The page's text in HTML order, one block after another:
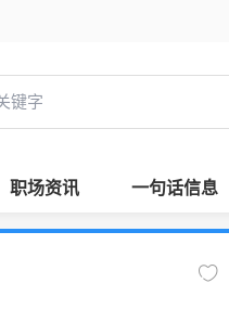
职场资讯 一句话信息